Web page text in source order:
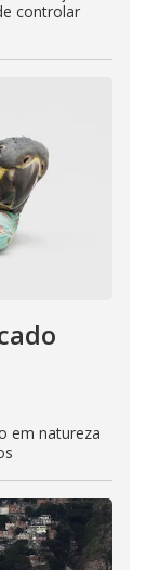
controlar
em natureza